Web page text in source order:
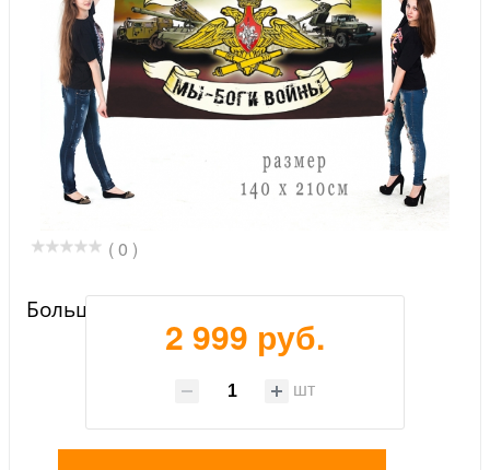
( 0 )
Большое знамя артиллеристов
2 999 руб.
шт